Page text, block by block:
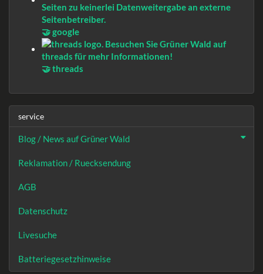
🤝 google
🤝 threads
service
Blog / News auf Grüner Wald
Reklamation / Ruecksendung
AGB
Datenschutz
Livesuche
Batteriegesetzhinweise